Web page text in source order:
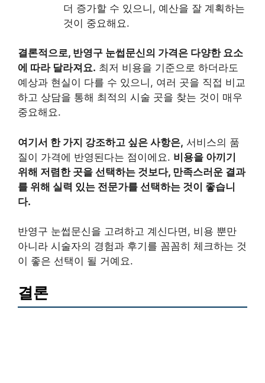
더 증가할 수 있으니, 예산을 잘 계획하는
것이 중요해요.
결론적으로, 반영구 눈썹문신의 가격은 다양한 요소
에 따라 달라져요. 최저 비용을 기준으로 하더라도
예상과 현실이 다를 수 있으니, 여러 곳을 직접 비교
하고 상담을 통해 최적의 시술 곳을 찾는 것이 매우
중요해요.
여기서 한 가지 강조하고 싶은 사항은, 서비스의 품
질이 가격에 반영된다는 점이에요. 비용을 아끼기
위해 저렴한 곳을 선택하는 것보다, 만족스러운 결과
를 위해 실력 있는 전문가를 선택하는 것이 좋습니
다.
반영구 눈썹문신을 고려하고 계신다면, 비용 뿐만
아니라 시술자의 경험과 후기를 꼼꼼히 체크하는 것
이 좋은 선택이 될 거예요.
결론